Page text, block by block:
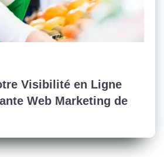
Visibilité en Ligne
Web Marketing de